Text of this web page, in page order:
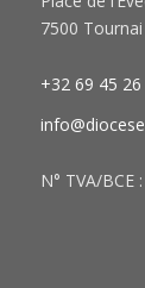
7500 Tournai
+32 69 45 26
N° TVA/BCE